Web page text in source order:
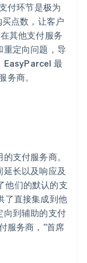
济基础设施。
付环节是极为
点数，让客户
其他支付服务
重定向问题，导
EasyParcel 最
商。
支付服务商。
长以及响应及
他们的默认的支
了直接集成到他
向到辅助的支付
服务商，”首席